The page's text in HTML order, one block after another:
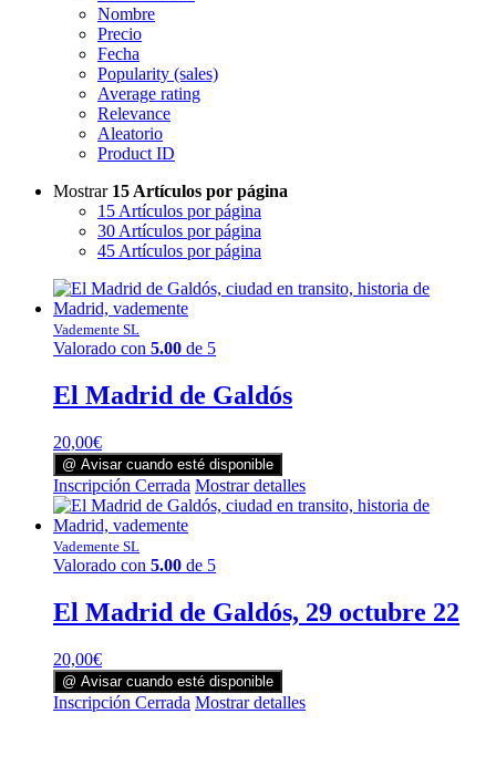
Nombre
Precio
Fecha
Popularity (sales)
Average rating
Relevance
Aleatorio
Product ID
Mostrar 15 Artículos por página
15 Artículos por página
30 Artículos por página
45 Artículos por página
Vademente SL
Valorado con 5.00 de 5
El Madrid de Galdós
20,00€
@ Avisar cuando esté disponible
Inscripción Cerrada Mostrar detalles
Vademente SL
Valorado con 5.00 de 5
El Madrid de Galdós, 29 octubre 22
20,00€
@ Avisar cuando esté disponible
Inscripción Cerrada Mostrar detalles